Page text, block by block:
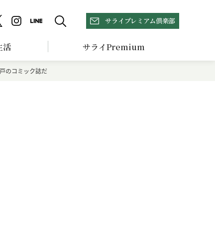
サライプレミアム倶楽部
活 サライPremium
のコミック誌だ